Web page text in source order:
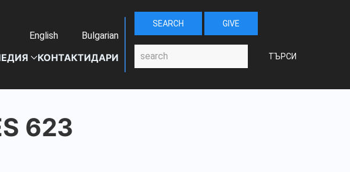
English Bulgarian
КОНТАКТИДАРИ
SEARCH GIVE
Търси
623